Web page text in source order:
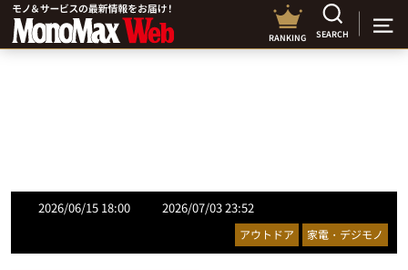
RANKING SEARCH
2026/06/15 18:00 2026/07/03 23:52
アウトドア 家電・デジモノ